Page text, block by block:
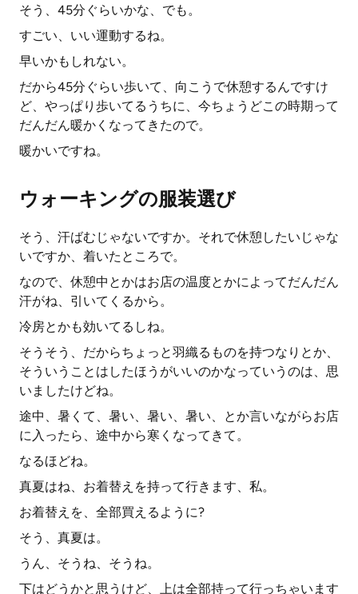
そう、45分ぐらいかな、でも。
すごい、いい運動するね。
早いかもしれない。
だから45分ぐらい歩いて、向こうで休憩するんですけ
ど、やっぱり歩いてるうちに、今ちょうどこの時期って
だんだん暖かくなってきたので。
暖かいですね。
ウォーキングの服装選び
そう、汗ばむじゃないですか。それで休憩したいじゃな
いですか、着いたところで。
なので、休憩中とかはお店の温度とかによってだんだん
汗がね、引いてくるから。
冷房とかも効いてるしね。
そうそう、だからちょっと羽織るものを持つなりとか、
そういうことはしたほうがいいのかなっていうのは、思
いましたけどね。
途中、暑くて、暑い、暑い、暑い、とか言いながらお店
に入ったら、途中から寒くなってきて。
なるほどね。
真夏はね、お着替えを持って行きます、私。
お着替えを、全部買えるように?
そう、真夏は。
うん、そうね、そうね。
下はどうかと思うけど、上は全部持って行っちゃいます